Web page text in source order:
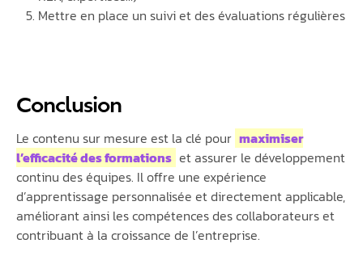
Mettre en place un suivi et des évaluations régulières
Conclusion
Le contenu sur mesure est la clé pour maximiser
l’efficacité des formations et assurer le développement
continu des équipes. Il offre une expérience
d’apprentissage personnalisée et directement applicable,
améliorant ainsi les compétences des collaborateurs et
contribuant à la croissance de l’entreprise.